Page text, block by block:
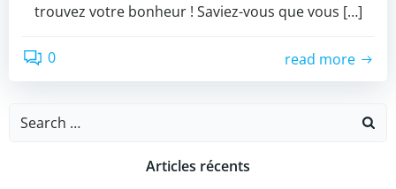
trouvez votre bonheur ! Saviez-vous que vous […]
0 read more
Search
Articles récents